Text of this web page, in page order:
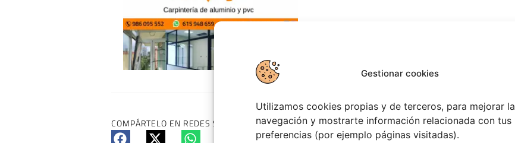
Gestionar cookies
Utilizamos cookies propias y de terceros, para mejorar la
navegación y mostrarte información relacionada con tus
preferencias (por ejemplo páginas visitadas).
COMPÁRTELO EN REDES SI TE HA GUSTADO: